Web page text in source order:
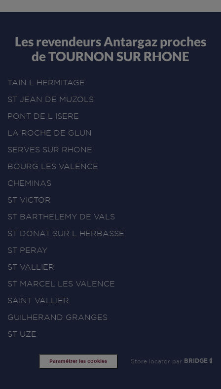
Les revendeurs Antargaz proches
de TOURNON SUR RHONE
TAIN L HERMITAGE
ST JEAN DE MUZOLS
PONT DE L ISERE
LA ROCHE DE GLUN
SERVES SUR RHONE
BOURG LES VALENCE
CHEMINAS
ST VICTOR
ST BARTHELEMY DE VALS
ST DONAT SUR L HERBASSE
ST PERAY
ST VALLIER
ST MARCEL LES VALENCE
SAINT VALLIER
GUILHERAND GRANGES
ST UZE
Paramétrer les cookies Store locator par BRIDGE